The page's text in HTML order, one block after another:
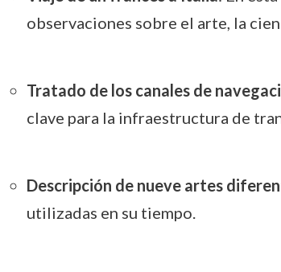
observaciones sobre el arte, la
Tratado de los canales de
clave para la infraestructura de
Descripción de nueve artes
utilizadas en su tiempo.